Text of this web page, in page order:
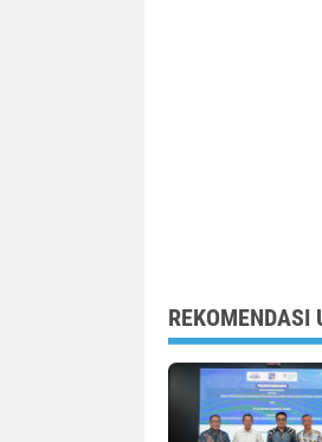
REKOMENDASI